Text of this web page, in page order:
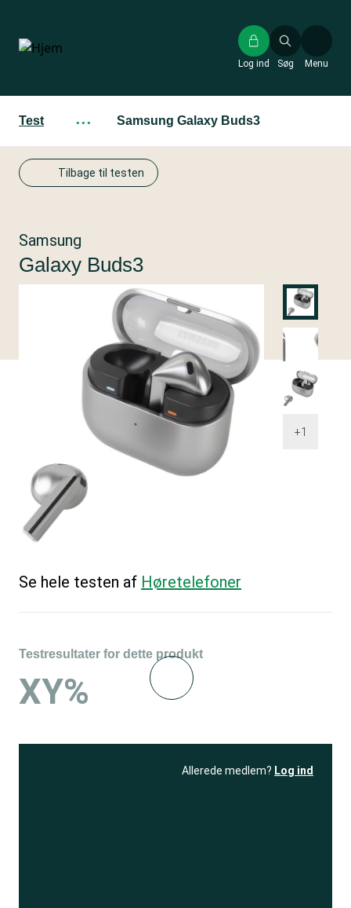
hovedindhold
Søg
Log ind Menu
Test ··· Samsung Galaxy Buds3
Tilbage til testen
+1
Samsung
Galaxy Buds3
Se hele testen af Høretelefoner
Testresultater for dette produkt
XY%
Allerede medlem? Log ind